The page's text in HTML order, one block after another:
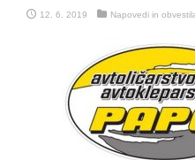
12. 6. 2019 Napovedi in